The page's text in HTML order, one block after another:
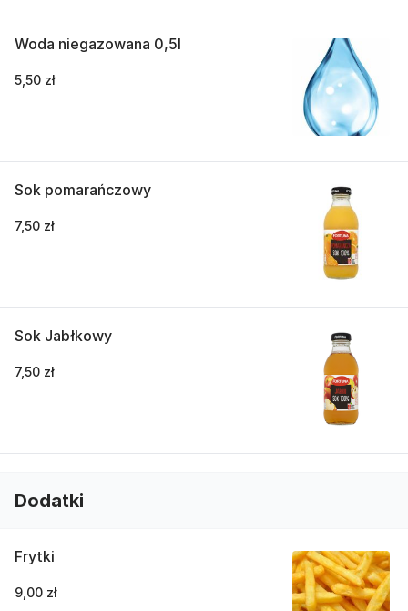
Woda niegazowana 0,5l
5,50 zł
Sok pomarańczowy
7,50 zł
Sok Jabłkowy
7,50 zł
Dodatki
Frytki
9,00 zł